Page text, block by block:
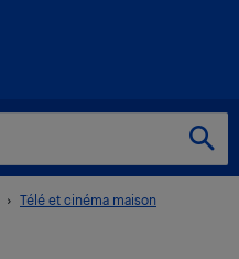
Télé et cinéma maison